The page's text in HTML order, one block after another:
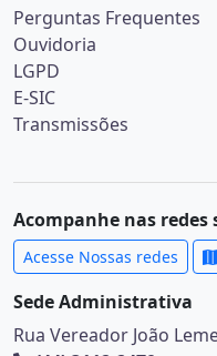
Perguntas Frequentes
Ouvidoria
LGPD
E-SIC
Transmissões
Acompanhe nas redes
Acesse Nossas redes
Sede Administrativa
Rua Vereador João